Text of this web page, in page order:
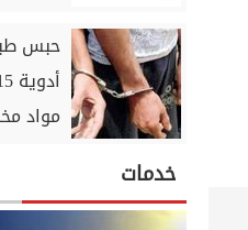
مواد
خدمات